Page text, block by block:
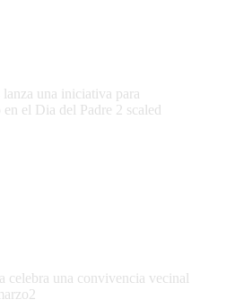
una iniciativa para
el Dia del Padre 2 scaled
celebra una convivencia vecinal